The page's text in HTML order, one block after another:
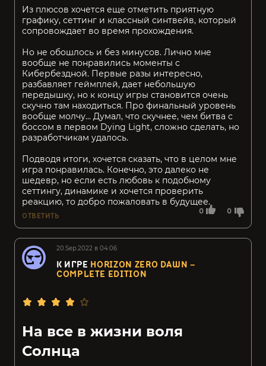
0 0
Из плюсов хочется еще отметить приятную
графику, сеттинг и классный синтвейв, который
сопровождает во время прохождения.
Но не обошлось и без минусов. Лично мне
вообще не понравились моменты с
Кибербездной. Первые разы интересно,
разбавляет геймплей, дает небольшую
передышку, но к концу игры становится очень
скучно там находиться. Про финальный уровень
вообще молчу... Думал, что скучнее, чем битва с
боссом в первом Dying Light, сложно сделать, но
разработчикам удалось.
Подводя итоги, хочется сказать, что в целом мне
игра понравилась. Конечно, это далеко не
шедевр, но если есть любовь к подобному
сеттингу, динамике и хочется проверить
реакцию, то добро пожаловать в будущее.
ОТВЕТИТЬ
20.Sep.2022 в 04:06
К ИГРЕ HORIZON ZERO DAWN –
COMPLETE EDITION
На все в жизни воля
Солнца